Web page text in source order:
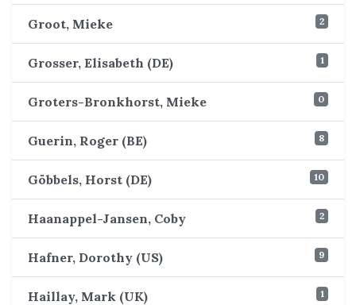
Groot, Mieke 2
Grosser, Elisabeth (DE) 1
Groters-Bronkhorst, Mieke 0
Guerin, Roger (BE) 8
Göbbels, Horst (DE) 10
Haanappel-Jansen, Coby 2
Hafner, Dorothy (US) 9
Haillay, Mark (UK) 1